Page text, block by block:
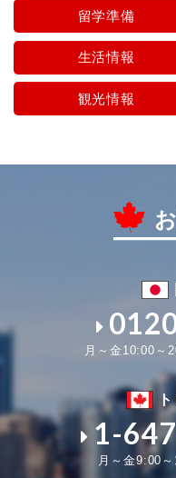
留学準備
生活情報
観光情報
月～金10:00～
1-
月～金9:00